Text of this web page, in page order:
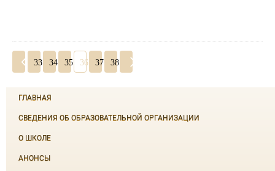
33 34 35 36 37 38
ГЛАВНАЯ
СВЕДЕНИЯ ОБ ОБРАЗОВАТЕЛЬНОЙ ОРГАНИЗАЦИИ
О ШКОЛЕ
АНОНСЫ